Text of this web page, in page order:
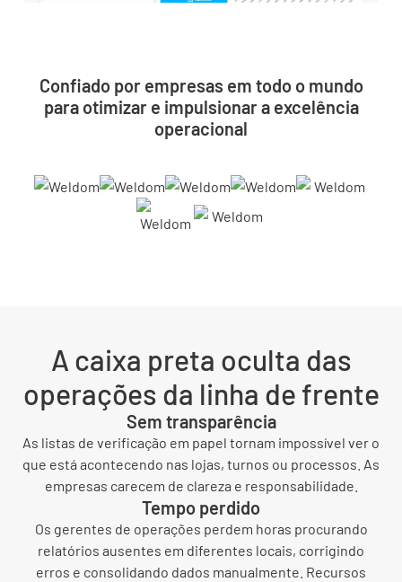
Confiado por empresas em todo o mundo
para otimizar e impulsionar a excelência
operacional
A caixa preta oculta das
operações da linha de frente
Sem transparência
As listas de verificação em papel tornam impossível ver o
que está acontecendo nas lojas, turnos ou processos. As
empresas carecem de clareza e responsabilidade.
Tempo perdido
Os gerentes de operações perdem horas procurando
relatórios ausentes em diferentes locais, corrigindo
erros e consolidando dados manualmente. Recursos